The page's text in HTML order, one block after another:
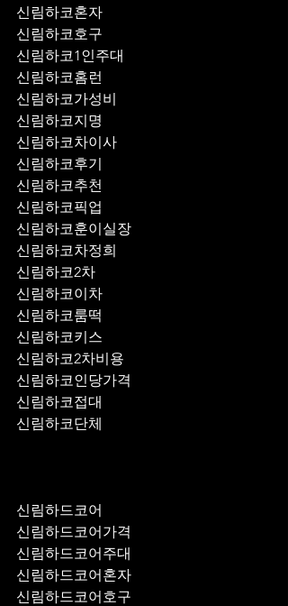
신림하코혼자
신림하코호구
신림하코1인주대
신림하코홈런
신림하코가성비
신림하코지명
신림하코차이사
신림하코후기
신림하코추천
신림하코훈이실장
신림하코차정희
신림하코2차
신림하코이차
신림하코룸떡
신림하코키스
신림하코2차비용
신림하코인당가격
신림하코접대
신림하코단체
신림하드코어
신림하드코어가격
신림하드코어주대
신림하드코어혼자
신림하드코어호구